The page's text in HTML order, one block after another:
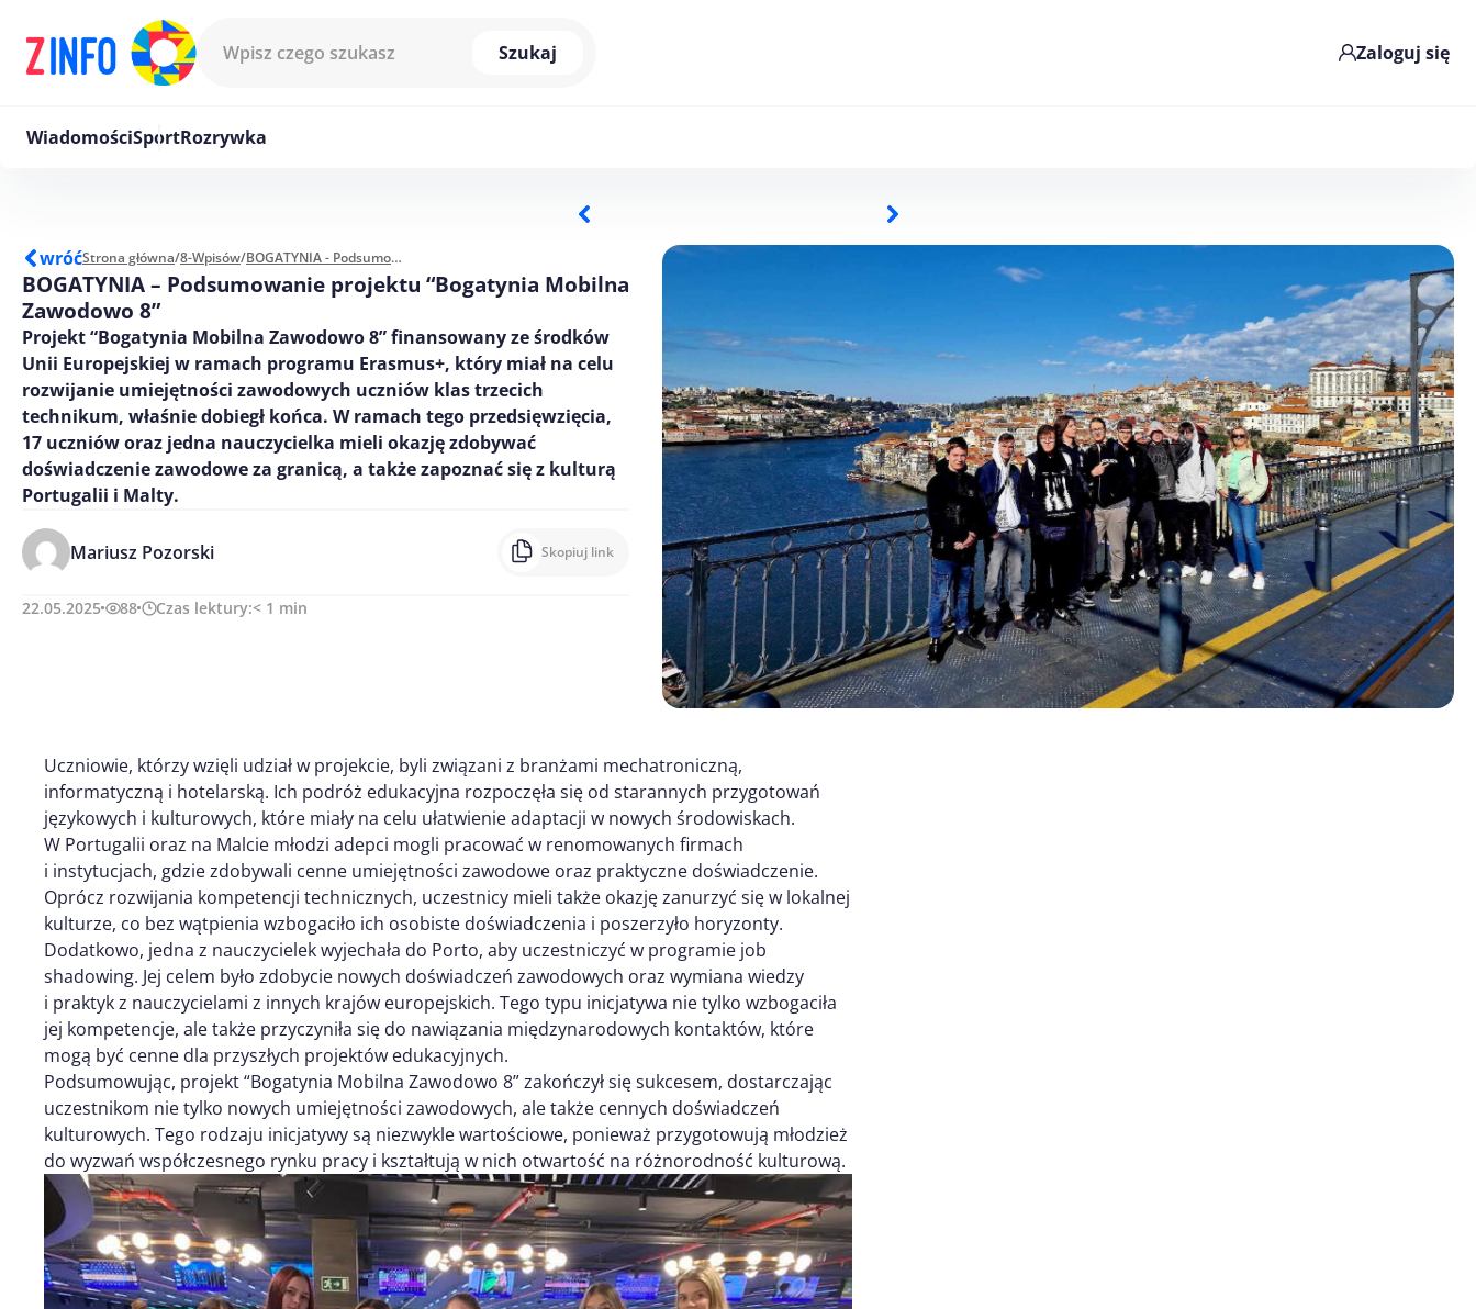
Szukaj
Zaloguj się
WiadomościSportRozrywka
wróćStrona główna/8-Wpisów/ BOGATYNIA - Podsumowanie projektu “Bogatynia Mobilna Zawodowo 8”
BOGATYNIA – Podsumowanie projektu “Bogatynia Mobilna
Zawodowo 8”
Projekt “Bogatynia Mobilna Zawodowo 8” finansowany ze środków
Unii Europejskiej w ramach programu Erasmus+, który miał na celu
rozwijanie umiejętności zawodowych uczniów klas trzecich
technikum, właśnie dobiegł końca. W ramach tego przedsięwzięcia,
17 uczniów oraz jedna nauczycielka mieli okazję zdobywać
doświadczenie zawodowe za granicą, a także zapoznać się z kulturą
Portugalii i Malty.
Mariusz Pozorski Skopiuj link
22.05.2025 88 Czas lektury:< 1 min
Uczniowie, którzy wzięli udział w projekcie, byli związani z branżami mechatroniczną,
informatyczną i hotelarską. Ich podróż edukacyjna rozpoczęła się od starannych przygotowań
językowych i kulturowych, które miały na celu ułatwienie adaptacji w nowych środowiskach.
W Portugalii oraz na Malcie młodzi adepci mogli pracować w renomowanych firmach
i instytucjach, gdzie zdobywali cenne umiejętności zawodowe oraz praktyczne doświadczenie.
Oprócz rozwijania kompetencji technicznych, uczestnicy mieli także okazję zanurzyć się w lokalnej
kulturze, co bez wątpienia wzbogaciło ich osobiste doświadczenia i poszerzyło horyzonty.
Dodatkowo, jedna z nauczycielek wyjechała do Porto, aby uczestniczyć w programie job
shadowing. Jej celem było zdobycie nowych doświadczeń zawodowych oraz wymiana wiedzy
i praktyk z nauczycielami z innych krajów europejskich. Tego typu inicjatywa nie tylko wzbogaciła
jej kompetencje, ale także przyczyniła się do nawiązania międzynarodowych kontaktów, które
mogą być cenne dla przyszłych projektów edukacyjnych.
Podsumowując, projekt “Bogatynia Mobilna Zawodowo 8” zakończył się sukcesem, dostarczając
uczestnikom nie tylko nowych umiejętności zawodowych, ale także cennych doświadczeń
kulturowych. Tego rodzaju inicjatywy są niezwykle wartościowe, ponieważ przygotowują młodzież
do wyzwań współczesnego rynku pracy i kształtują w nich otwartość na różnorodność kulturową.